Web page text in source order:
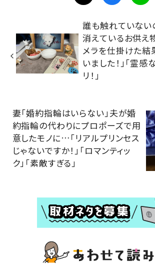
誰も触れていな
消えているお供え
メラを仕掛けた結
いました！」「霊
リ！」
妻「婚約指輪はいらない」夫が婚
約指輪の代わりにプロポーズで用
意したモノに…「リアルプリンセス
じゃないですか！」「ロマンティッ
ク」「素敵すぎる」